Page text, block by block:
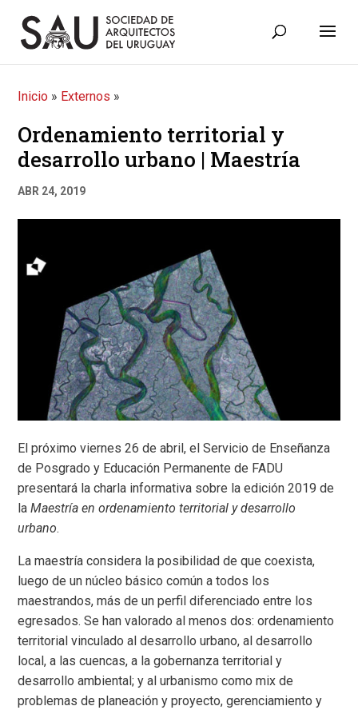
Inicio » Externos »
Ordenamiento territorial y
desarrollo urbano | Maestría
ABR 24, 2019
El próximo viernes 26 de abril, el Servicio de Enseñanza
de Posgrado y Educación Permanente de FADU
presentará la charla informativa sobre la edición 2019 de
laMaestría en ordenamiento territorial y desarrollo
urbano.
La maestría considera la posibilidad de que coexista,
luego de un núcleo básico común a todos los
maestrandos, más de un perfil diferenciado entre los
egresados. Se han valorado al menos dos: ordenamiento
territorial vinculado al desarrollo urbano, al desarrollo
local, a las cuencas, a la gobernanza territorial y
desarrollo ambiental; y al urbanismo como mix de
problemas de planeación y proyecto, gerenciamiento y